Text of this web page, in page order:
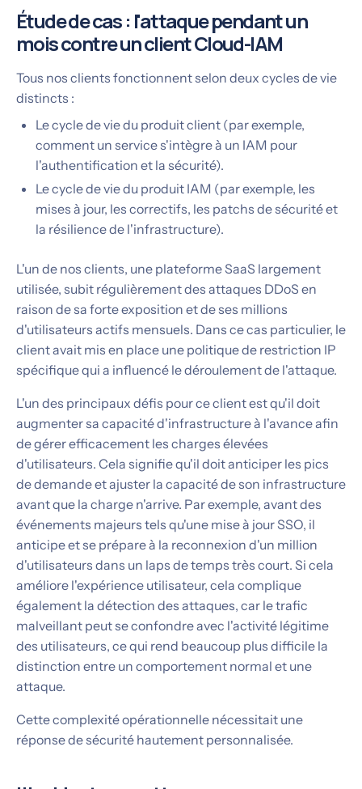
Étude de cas : l'attaque pendant un
mois contre un client Cloud-IAM
Tous nos clients fonctionnent selon deux cycles de vie
distincts :
Le cycle de vie du produit client (par exemple,
comment un service s'intègre à un IAM pour
l'authentification et la sécurité).
Le cycle de vie du produit IAM (par exemple, les
mises à jour, les correctifs, les patchs de sécurité et
la résilience de l'infrastructure).
L'un de nos clients, une plateforme SaaS largement
utilisée, subit régulièrement des attaques DDoS en
raison de sa forte exposition et de ses millions
d'utilisateurs actifs mensuels. Dans ce cas particulier, le
client avait mis en place une politique de restriction IP
spécifique qui a influencé le déroulement de l'attaque.
L'un des principaux défis pour ce client est qu'il doit
augmenter sa capacité d'infrastructure à l'avance afin
de gérer efficacement les charges élevées
d'utilisateurs. Cela signifie qu'il doit anticiper les pics
de demande et ajuster la capacité de son infrastructure
avant que la charge n'arrive. Par exemple, avant des
événements majeurs tels qu'une mise à jour SSO, il
anticipe et se prépare à la reconnexion d'un million
d'utilisateurs dans un laps de temps très court. Si cela
améliore l'expérience utilisateur, cela complique
également la détection des attaques, car le trafic
malveillant peut se confondre avec l'activité légitime
des utilisateurs, ce qui rend beaucoup plus difficile la
distinction entre un comportement normal et une
attaque.
Cette complexité opérationnelle nécessitait une
réponse de sécurité hautement personnalisée.